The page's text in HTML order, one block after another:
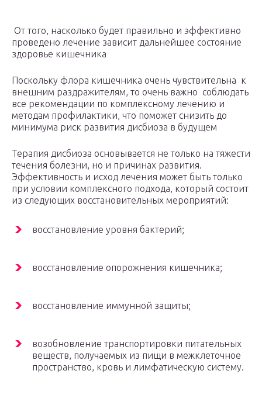
От того, насколько будет правильно и эффективно
проведено лечение зависит дальнейшее состояние
здоровье кишечника
Поскольку флора кишечника очень чувствительна к
внешним раздражителям, то очень важно соблюдать
все рекомендации по комплексному лечению и
методам профилактики, что поможет снизить до
минимума риск развития дисбиоза в будущем
Терапия дисбиоза основывается не только на тяжести
течения болезни, но и причинах развития.
Эффективность и исход лечения может быть только
при условии комплексного подхода, который состоит
из следующих восстановительных мероприятий:
восстановление уровня бактерий;
восстановление опорожнения кишечника;
восстановление иммунной защиты;
возобновление транспортировки питательных
веществ, получаемых из пищи в межклеточное
пространство, кровь и лимфатическую систему.